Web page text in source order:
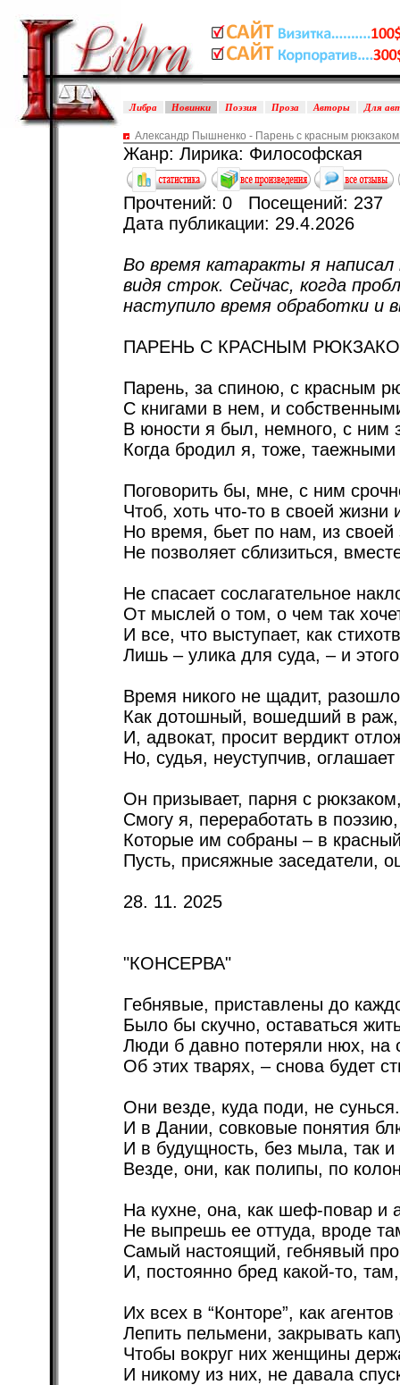
Либра Новинки Поэзия Проза Авторы Для
Александр Пышненко - Парень с красным
Жанр: Лирика: Философская
Прочтений: 0 Посещений: 237
Дата публикации: 29.4.2026
Во время катаракты я написал
видя строк. Сейчас, когда
наступило время обработки и
ПАРЕНЬ С КРАСНЫМ
Парень, за спиною, с красным
С книгами в нем, и
В юности я был, немного, с ним
Когда бродил я, тоже,
Поговорить бы, мне, с ним
Чтоб, хоть что-то в своей жизни
Но время, бьет по нам, из своей
Не позволяет сблизиться,
Не спасает сослагательное
От мыслей о том, о чем так
И все, что выступает, как
Лишь – улика для суда, – и
Время никого не щадит,
Как дотошный, вошедший в раж,
И, адвокат, просит вердикт
Но, судья, неуступчив,
Он призывает, парня с
Смогу я, переработать в
Которые им собраны – в
Пусть, присяжные заседатели,
28. 11. 2025
"КОНСЕРВА"
Гебнявые, приставлены до
Было бы скучно, оставаться
Люди б давно потеряли нюх, на
Об этих тварях, – снова будет
Они везде, куда поди, не сунься.
И в Дании, совковые понятия
И в будущность, без мыла, так и
Везде, они, как полипы, по
На кухне, она, как шеф-повар и
Не выпрешь ее оттуда, вроде
Самый настоящий, гебнявый
И, постоянно бред какой-то,
Их всех в “Конторе”, как
Лепить пельмени, закрывать
Чтобы вокруг них женщины
И никому из них, не давала